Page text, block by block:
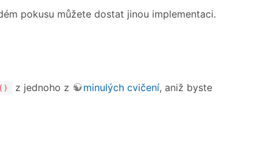
pokusu můžete dostat jinou implementaci.
z jednoho z minulých cvičení, aniž byste